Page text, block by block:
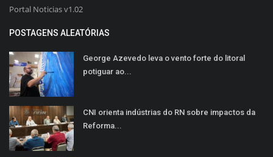
Portal Noticias v1.02
POSTAGENS ALEATÓRIAS
George Azevedo leva o vento forte do litoral
potiguar ao...
CNI orienta indústrias do RN sobre impactos da
Reforma...